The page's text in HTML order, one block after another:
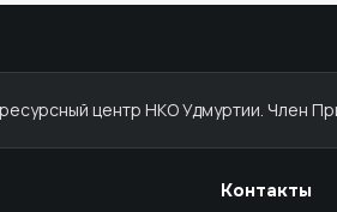
центр НКО Удмуртии. Член
Контакты